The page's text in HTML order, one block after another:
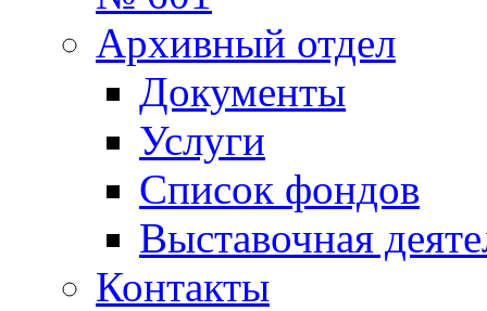
Архивный отдел
Документы
Услуги
Список фондов
Выставочная
Контакты